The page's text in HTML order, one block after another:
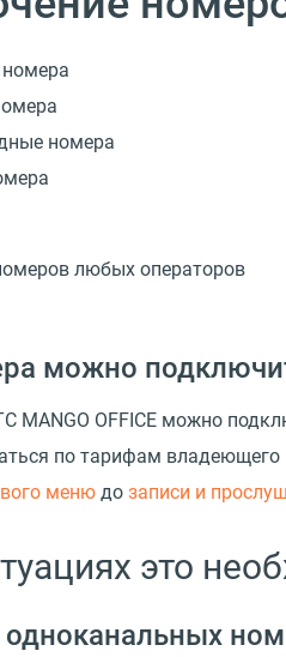
номера
можно
MANGO OFFICE можно
по тарифам владеющего
меню до записи и
это